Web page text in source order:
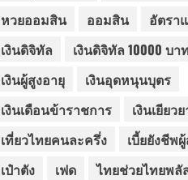
หวยออมสิน
ออมสิน
อัตรา
เงินดิจิทัล
เงินดิจิทัล 10000 บา
เงินผู้สูงอายุ
เงินอุดหนุนบุตร
เงินเดือนข้าราชการ
เงินเยียว
เที่ยวไทยคนละครึ่ง
เบี้ยยังชีพ
เป๋าตัง
เฟด ไทยช่วยไทยพลั